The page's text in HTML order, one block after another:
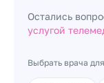
Остались
услугой
Выбрать врача